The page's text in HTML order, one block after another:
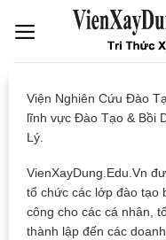
Viện Nghiên Cứu Đào
lĩnh vực Đào Tạo & Bồi
Lý.
VienXayDung.Edu.Vn
tổ chức các lớp đào tạo
công cho các cá nhân,
thành lập đến các